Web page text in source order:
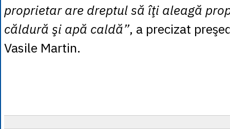
proprietar are dreptul să îţi aleagă
căldură şi apă caldă”, a precizat
Vasile Martin.